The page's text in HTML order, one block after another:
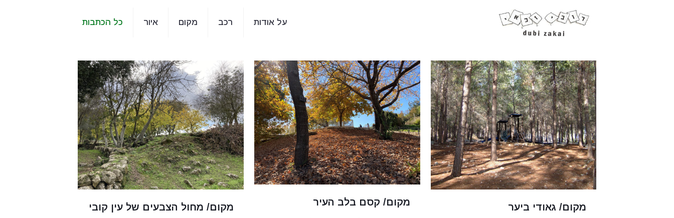
על אודות רכב מקום איור כל הכתבות
מקום/ גאודי ביער מקום/ קסם בלב העיר מקום/ מחול הצבעים של עין קובי